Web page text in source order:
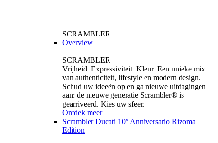
SCRAMBLER
Overview
SCRAMBLER
Vrijheid. Expressiviteit. Kleur. Een unieke mix
van authenticiteit, lifestyle en modern design.
Schud uw ideeën op en ga nieuwe uitdagingen
aan: de nieuwe generatie Scrambler® is
gearriveerd. Kies uw sfeer.
Ontdek meer
Scrambler Ducati 10° Anniversario Rizoma
Edition